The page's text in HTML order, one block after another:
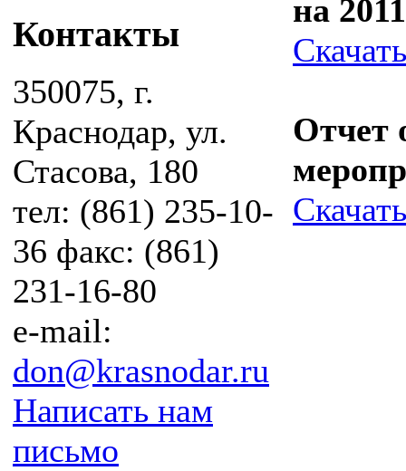
Контакты
350075, г.
Краснодар, ул.
Стасова, 180
тел: (861) 235-10-
36 факс: (861)
231-16-80
e-mail:
don@krasnodar.ru
Написать нам
письмо
на
Отчет